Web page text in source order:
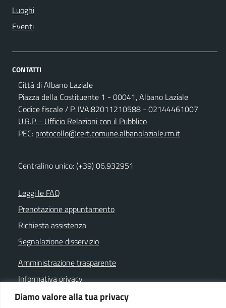
Diamo valore alla tua privacy
Luoghi
Eventi
CONTATTI
Città di Albano Laziale
Piazza della Costituente 1 - 00041, Albano Laziale
Codice fiscale / P. IVA:82011210588 - 02144461007
U.R.P. - Ufficio Relazioni con il Pubblico
PEC: protocollo@cert.comune.albanolaziale.rm.it
Centralino unico: (+39) 06.932951
Leggi le FAQ
Prenotazione appuntamento
Richiesta assistenza
Segnalazione disservizio
Amministrazione trasparente
Informativa privacy
Note legali